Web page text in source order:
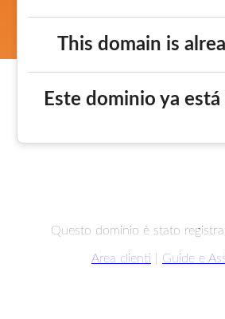
This domain is
Este dominio ya
Questo dominio è stato
Area clienti Guide e